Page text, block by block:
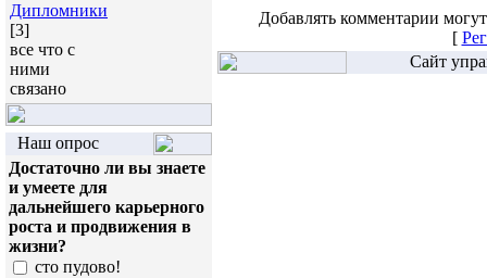
Дипломники
[3]
все что с
ними
связано
Наш опрос
Достаточно ли вы знаете
и умеете для
дальнейшего карьерного
роста и продвижения в
жизни?
сто пудово!
Добавлять комментарии
[
Сайт